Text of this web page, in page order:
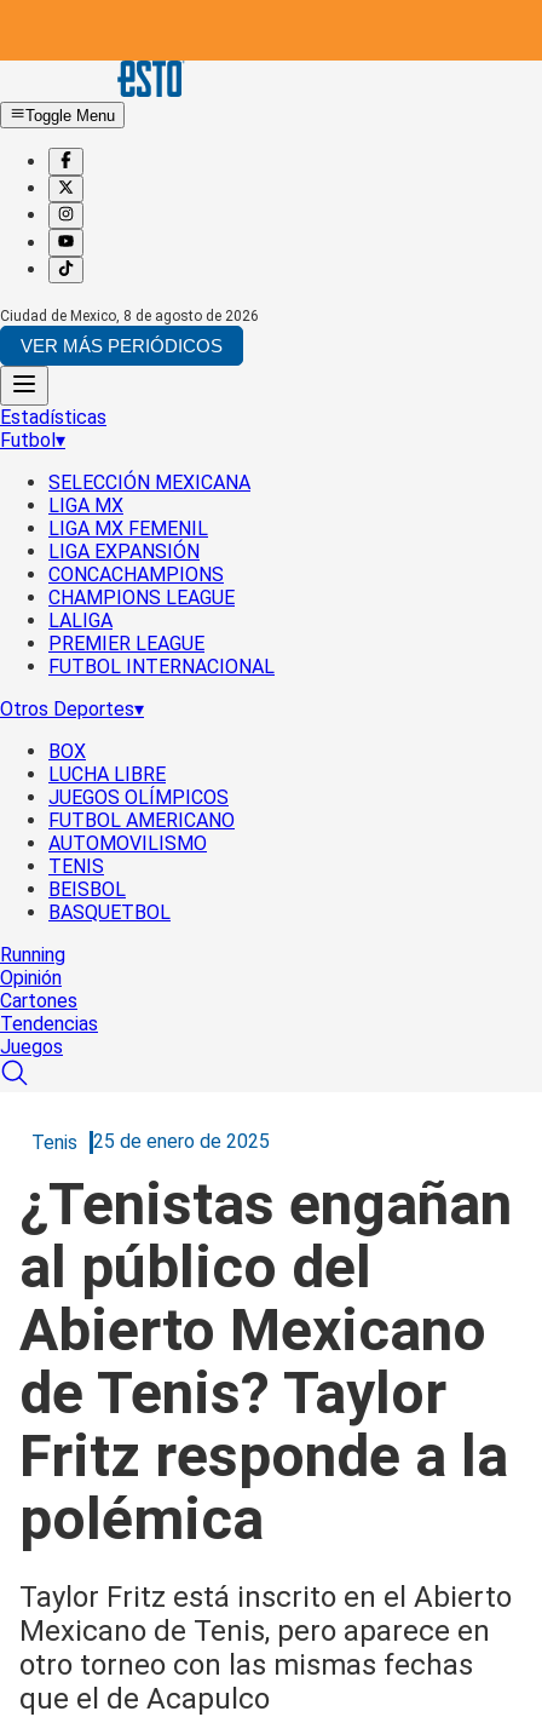
Toggle Menu
Ciudad de Mexico, 8 de agosto de 2026
VER MÁS PERIÓDICOS
Estadísticas
Futbol▾
SELECCIÓN MEXICANA
LIGA MX
LIGA MX FEMENIL
LIGA EXPANSIÓN
CONCACHAMPIONS
CHAMPIONS LEAGUE
LALIGA
PREMIER LEAGUE
FUTBOL INTERNACIONAL
Otros Deportes▾
BOX
LUCHA LIBRE
JUEGOS OLÍMPICOS
FUTBOL AMERICANO
AUTOMOVILISMO
TENIS
BEISBOL
BASQUETBOL
Running
Opinión
Cartones
Tendencias
Juegos
Tenis 25 de enero de 2025
¿Tenistas engañan
al público del
Abierto Mexicano
de Tenis? Taylor
Fritz responde a la
polémica
Taylor Fritz está inscrito en el Abierto
Mexicano de Tenis, pero aparece en
otro torneo con las mismas fechas
que el de Acapulco